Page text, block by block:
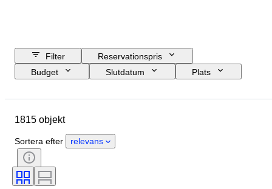
Filter
Reservationspris
Budget
Slutdatum
Plats
Skick
Teknik
Språk
Färg
Objektivmontering
Typ av videobandspelare
1815 objekt
Sortera efter relevans